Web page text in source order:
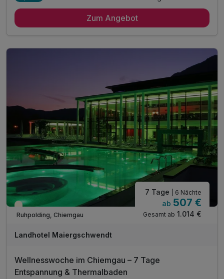
6 x 4-Gänge-Menü oder Buffet am Abend
inkl. Eintritt Glockenschmiede und Heimatmuseum**
inkl. Nutzung des öffentlichen Nahverkehrs**
inkl. Chiemgau Card mit vielen weiteren Angeboten
Zum Angebot
Teilweise ausgelastet
Ruhpolding, Chiemgau
7 Tage | 6 Nächte
ab 507 €
Gesamt ab 1.014 €
Landhotel Maiergschwendt
Wellnesswoche im Chiemgau – 7 Tage
Entspannung & Thermalbaden